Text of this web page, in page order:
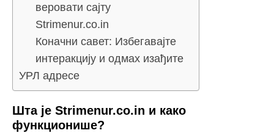
веровати сајту
Strimenur.co.in
Коначни савет: Избегавајте
интеракцију и одмах изађите
УРЛ адресе
Шта је Strimenur.co.in и како
функционише?